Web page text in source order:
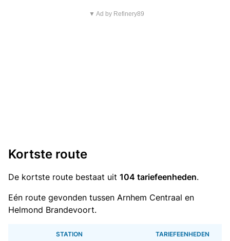
▼ Ad by Refinery89
Kortste route
De kortste route bestaat uit 104 tariefeenheden.
Eén route gevonden tussen Arnhem Centraal en
Helmond Brandevoort.
STATION TARIEFEENHEDEN